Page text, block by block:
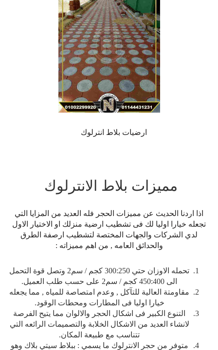
ارضيات بلاط انترلوك
مميزات بلاط الانترلوك
اذا اردنا الحديث عن مميزات الحجر فله العديد من المزايا التي
تجعله خيارا اوليا لك فى تشطيب ارضية منزلك او الاختيار الاول
لدي الشركات والجهات المختصة لتشطيب ارصفة الطرق
والحدائق العامه , من اهم مميزاته :
تحمله الاوزان حتي 300:250 كجم / سم2 وتصل قوة التحمل
الى 450:400 كجم / سم2 على حسب طلب العميل.
مقاومتة العالية للتآكل , وعدم امتصاصة للمياه , مما يجعله
خيارا اوليا فى المطارات ومحطات الوقود.
التنوع الكبير فى اشكال الحجر والالوان مما يتيح الفرصة
لانشاء العديد من الاشكال الخلابة والتصميمات الرائعه التي
تتناسب مع طبيعة المكان.
متوفر من حجر الانترلوك ما يسمي : ببلاط سيتي بلاك وهو